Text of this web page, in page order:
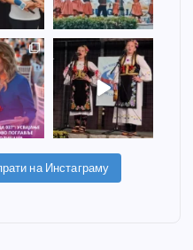
на Инстаграму